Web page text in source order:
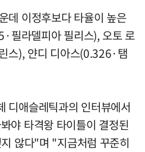
데 이정후보다 타율이 높은
필라델피아 필리스), 오토 로
스), 얀디 디아스(0.326·탬
디애슬레틱과의 인터뷰에서
야 타격왕 타이틀이 결정된
않다"며 "지금처럼 꾸준히